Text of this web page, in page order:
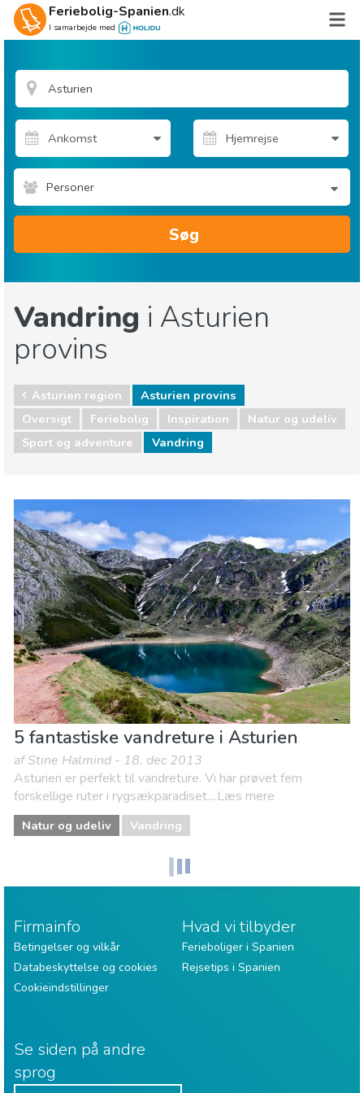
Feriebolig-Spanien.dk
I samarbejde med
Personer
Søg
Vandring i Asturien
provins
Asturien region
Asturien provins
Oversigt
Feriebolig Inspiration
Natur og udeliv
Sport og adventure
Vandring
Natur og udeliv
5 fantastiske vandreture i Asturien
af Stine Halmind - 18. dec 2013
Asturien er perfekt til vandreture. Vi har prøvet fem
forskellige ruter i rygsækparadiset....Læs mere
Natur og udeliv Vandring
Firmainfo
Betingelser og vilkår
Databeskyttelse og cookies
Cookieindstillinger
Hvad vi tilbyder
Ferieboliger i Spanien
Rejsetips i Spanien
Se siden på andre
sprog